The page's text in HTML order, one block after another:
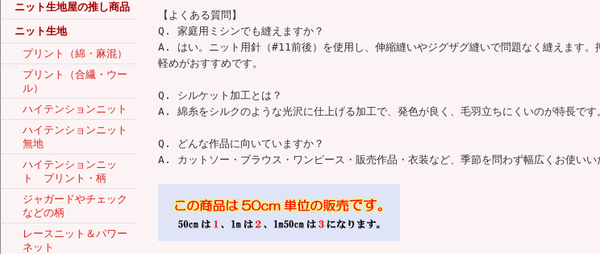
ニット生地屋の推し商品
ニット生地
プリント（綿・麻混）
プリント（合繊・ウー
ル）
ハイテンションニット
ハイテンションニット
無地
ハイテンションニッ
ト プリント・柄
ジャガードやチェック
などの柄
レースニット＆パワー
ネット
【よくある質問】
Q. 家庭用ミシンでも縫えますか？
A. はい。ニット用針（#11前後）を使用し、伸縮縫いやジグザグ縫いで問題なく縫えます。
軽めがおすすめです。
Q. シルケット加工とは？
A. 綿糸をシルクのような光沢に仕上げる加工で、発色が良く、毛羽立ちにくいのが特長です
Q. どんな作品に向いていますか？
A. カットソー・ブラウス・ワンピース・販売作品・衣装など、季節を問わず幅広くお使いい